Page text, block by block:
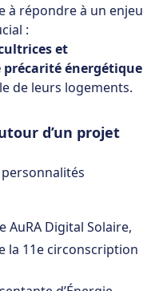
à répondre à un enjeu
:
et
énergétique
de leurs logements.
d’un projet
AuRA Digital Solaire,
la 11e circonscription